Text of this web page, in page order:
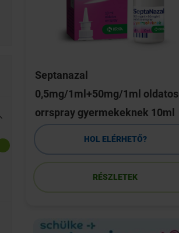
Septanazal
0,5mg/1ml+50mg/1ml oldatos
orrspray gyermekeknek 10ml
HOL ELÉRHETŐ?
RÉSZLETEK